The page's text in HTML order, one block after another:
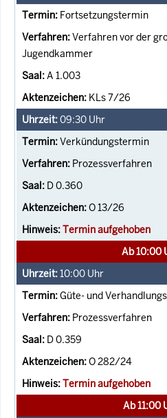
Fortsetzungstermin
Verfahren vor der
Jugendkammer
A 1.003
KLs 7/26
09:30 Uhr
Verkündungstermin
Prozessverfahren
D 0.360
O 13/26
Termin aufgehoben
Ab 10:00
10:00 Uhr
Güte- und
Prozessverfahren
D 0.359
O 282/24
Termin aufgehoben
Ab 11:00